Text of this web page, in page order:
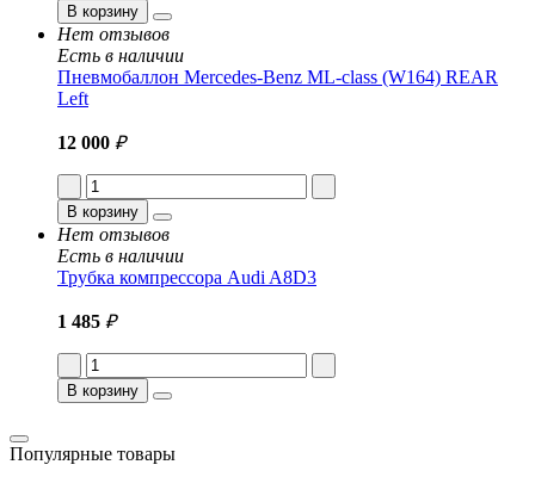
В корзину
Нет отзывов
Есть в наличии
Пневмобаллон Mercedes-Benz ML-class (W164) REAR
Left
12 000 ₽
В корзину
Нет отзывов
Есть в наличии
Трубка компрессора Audi A8D3
1 485 ₽
В корзину
Популярные товары